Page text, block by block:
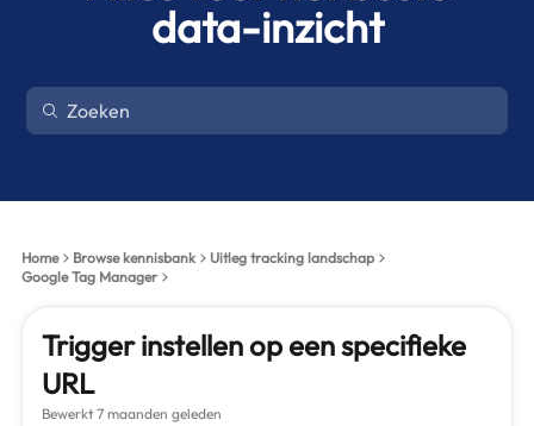
data-inzicht
Home Browse kennisbank
Uitleg tracking landschap
Google Tag Manager
Trigger instellen op een specifieke
URL
Bewerkt 7 maanden geleden